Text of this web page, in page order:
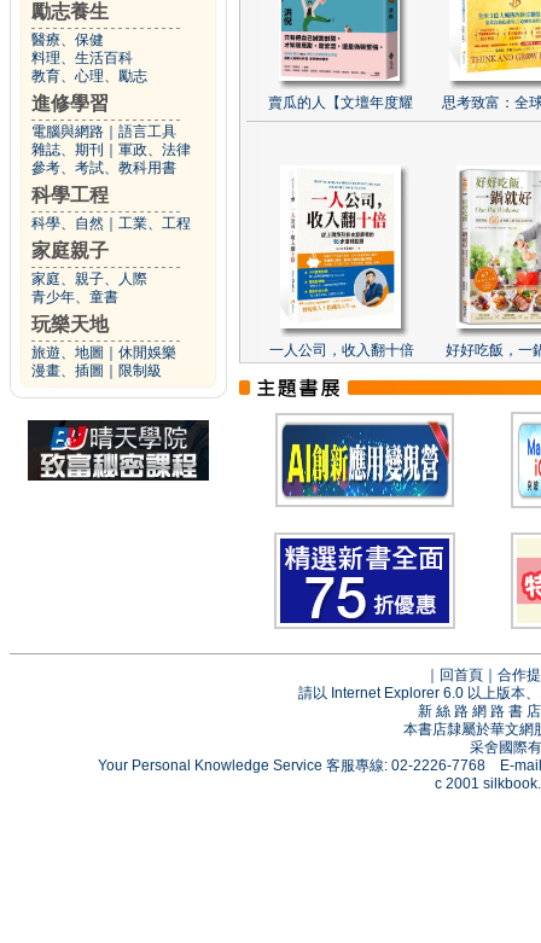
勵志養生
醫療、保健
料理、生活百科
教育、心理、勵志
進修學習
電腦與網路
語言工具
雜誌、期刊
軍政、法律
參考、考試、教科用書
科學工程
科學、自然 工業、工程
家庭親子
家庭、親子、人際
青少年、童書
玩樂天地
旅遊、地圖
休閒娛樂
漫畫、插圖
限制級
賣瓜的人【文壇年度耀 思考致富：全
一人公司，收入翻十倍 好好吃飯，一
回首頁
合作
請以 Internet Explorer 6.0 以上版本
新 絲 路 網 路 書
本書店隸屬於華文網
采舍國際
Your Personal Knowledge Service 客服專線: 02-2226-7768 E-
c 2001